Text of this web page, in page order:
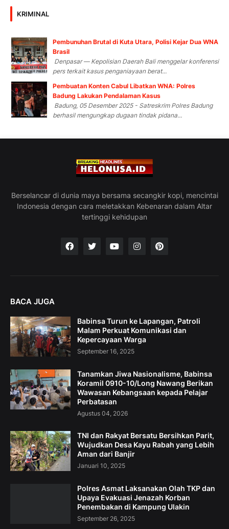
KRIMINAL
Pembunuhan Brutal di Kuta Utara, Polisi Kejar Dua WNA
Brasil
Denpasar — Kepolisian Daerah Bali menggelar konferensi
pers terkait kasus penganiayaan berat...
Pembuatan Konten Cabul Libatkan WNA: Polres
Badung Lakukan Pendalaman Kasus
Badung, 05 Desember 2025 - Satreskrim Polres Badung
berhasil mengungkap dugaan tindak pidana...
Berselancar di dunia maya bersama secangkir kopi, mencintai
Indonesia dengan cara meletakkan Kebenaran dalam Altar
tertinggi kehidupan
BACA JUGA
Babinsa Turun ke Lapangan, Patroli
Malam Perkuat Komunikasi dan
Kepercayaan Warga
September 16, 2025
Tanamkan Jiwa Nasionalisme, Babinsa
Koramil 0910-10/Long Nawang Berikan
Wawasan Kebangsaan kepada Pelajar
Perbatasan
Agustus 04, 2026
TNI dan Rakyat Bersatu Bersihkan Parit,
Wujudkan Desa Kayu Rabah yang Lebih
Aman dari Banjir
Januari 10, 2025
Polres Asmat Laksanakan Olah TKP dan
Upaya Evakuasi Jenazah Korban
Penembakan di Kampung Ulakin
September 26, 2025